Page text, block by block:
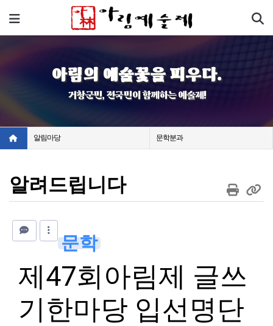
메뉴
아림의 예술꽃을 피우다.
거창군민, 전국민이 함께하는 예술제!
알림마당 문학분과
알려드립니다
문학
제47회아림제 글쓰
기한마당 입선명단